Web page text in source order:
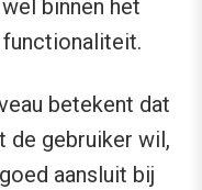
binnen het
functionaliteit.
betekent dat
de gebruiker wil,
aansluit bij